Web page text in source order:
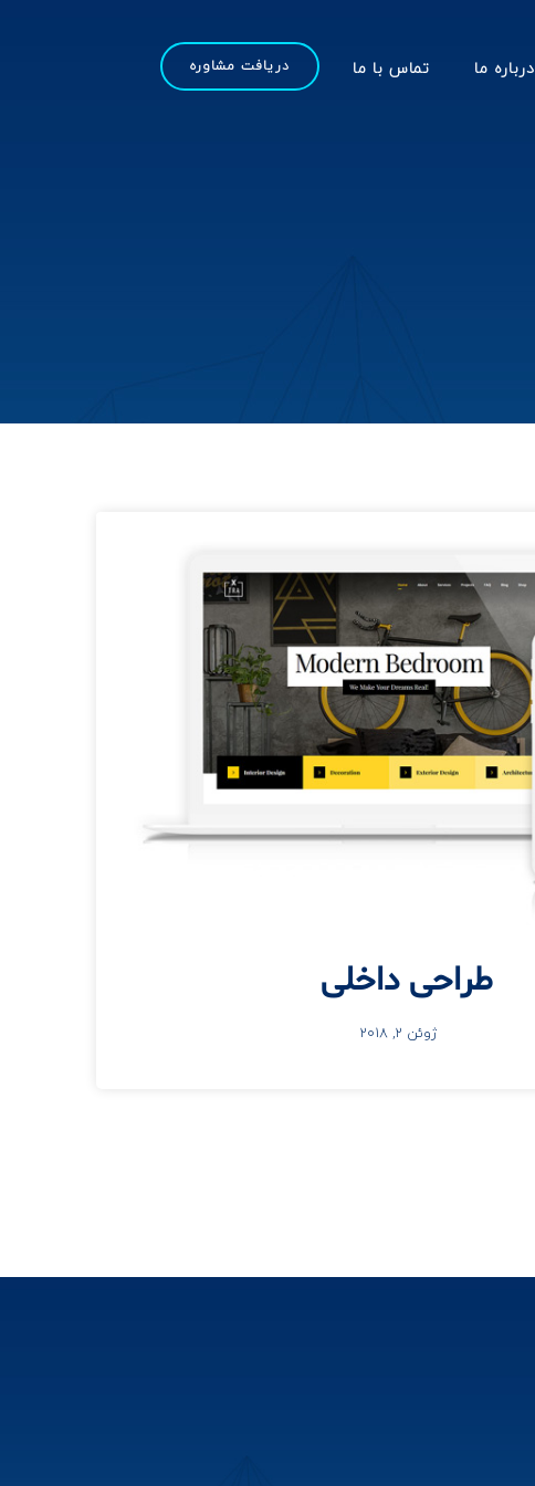
دریافت مشاوره درباره ما تماس با ما
طراحی داخلی
ژوئن 2, 2018